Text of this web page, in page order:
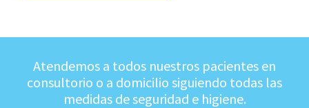
Atendemos a todos nuestros pacientes en
consultorio o a domicilio siguiendo todas las
medidas de seguridad e higiene.